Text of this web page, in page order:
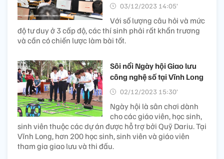
03/12/2023 14:05’
Với số lượng câu hỏi và mức
độ tư duy ở 3 cấp độ, các thí sinh phải rất khẩn trương
và cần có chiến lược làm bài tốt.
Sôi nổi Ngày hội Giao lưu
công nghệ số tại Vĩnh Long
02/12/2023 15:30’
Ngày hội là sân chơi dành
cho các giáo viên, học sinh,
sinh viên thuộc các dự án được hỗ trợ bởi Quỹ Dariu. Tại
Vĩnh Long, hơn 200 học sinh, sinh viên và giáo viên
tham gia giao lưu và thi đấu.